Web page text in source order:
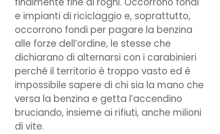
e impianti di riciclaggio e, soprattutto,
occorrono fondi per pagare la benzina
alle forze dell’ordine, le stesse che
dichiarano di alternarsi con i carabinieri
perché il territorio è troppo vasto ed è
impossibile sapere di chi sia la mano che
versa la benzina e getta l’accendino
bruciando, insieme ai rifiuti, anche milioni
di vite.